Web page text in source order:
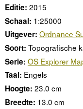
Editie: 2015
Schaal: 1:25000
Uitgever: Ordnance
Soort: Topografische
Serie: OS Explorer
Taal: Engels
Hoogte: 23.0 cm
Breedte: 13.0 cm